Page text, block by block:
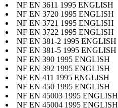
NF EN 3611 1995 ENGLISH
NF EN 3720 1995 ENGLISH
NF EN 3721 1995 ENGLISH
NF EN 3722 1995 ENGLISH
NF EN 381-2 1995 ENGLISH
NF EN 381-5 1995 ENGLISH
NF EN 390 1995 ENGLISH
NF EN 392 1995 ENGLISH
NF EN 411 1995 ENGLISH
NF EN 450 1995 ENGLISH
NF EN 45003 1995 ENGLISH
NF EN 45004 1995 ENGLISH